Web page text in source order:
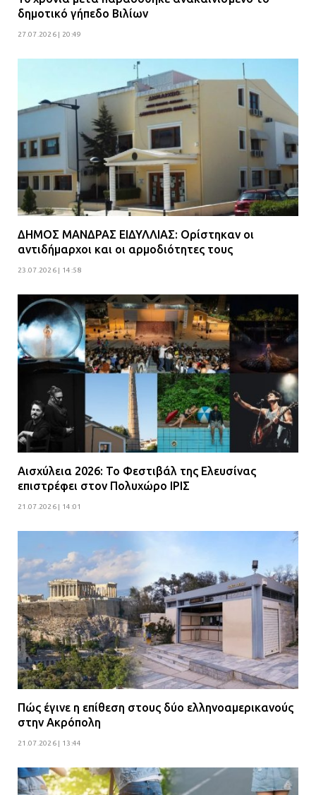
Άνω Λιόσια: Έριξαν τα ναρκωτικά
07.07.2026 | 09:56
Βούλα: Κραυγή αγωνίας από
κατοίκους για την οδό Άρεως –
«Τρέχουν με 90 χλμ. μέσα στη
γειτονιά»
07.07.2026 | 09:48
δημοτικό γήπεδο Βιλίων
27.07.2026 | 20:49
ΔΗΜΟΣ ΜΑΝΔΡΑΣ ΕΙΔΥΛΛΙΑΣ: Ορίστηκαν οι
αντιδήμαρχοι και οι αρμοδιότητες τους
23.07.2026 | 14:58
Αισχύλεια 2026: Το Φεστιβάλ της Ελευσίνας
επιστρέφει στον Πολυχώρο ΙΡΙΣ
21.07.2026 | 14:01
Πώς έγινε η επίθεση στους δύο ελληνοαμερικανούς
στην Ακρόπολη
21.07.2026 | 13:44